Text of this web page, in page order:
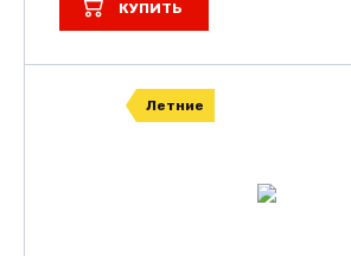
КУПИТЬ
Летние